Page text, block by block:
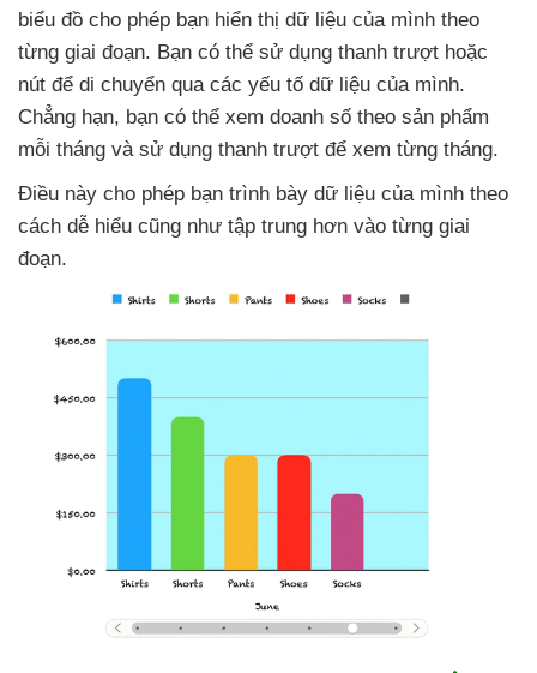
biểu đồ cho phép bạn hiển thị dữ liệu của mình theo
từng giai đoạn. Bạn có thể sử dụng thanh trượt hoặc
nút để di chuyển qua các yếu tố dữ liệu của mình.
Chẳng hạn, bạn có thể xem doanh số theo sản phẩm
mỗi tháng và sử dụng thanh trượt để xem từng tháng.
Điều này cho phép bạn trình bày dữ liệu của mình theo
cách dễ hiểu cũng như tập trung hơn vào từng giai
đoạn.